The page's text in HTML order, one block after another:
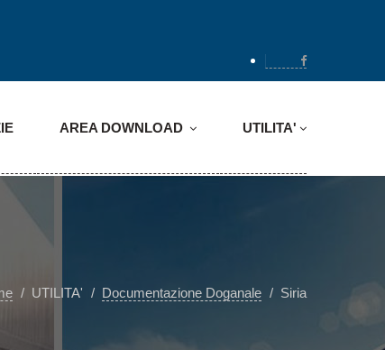
AREA DOWNLOAD UTILITA'
UTILITA' Documentazione Doganale Siria